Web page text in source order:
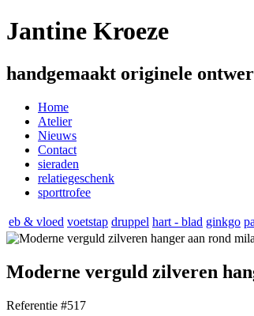
Jantine Kroeze
handgemaakt originele
Home
Atelier
Nieuws
Contact
sieraden
relatiegeschenk
sporttrofee
eb & vloed voetstap druppel hart - blad ginkgo
Moderne verguld zilveren
Referentie #517